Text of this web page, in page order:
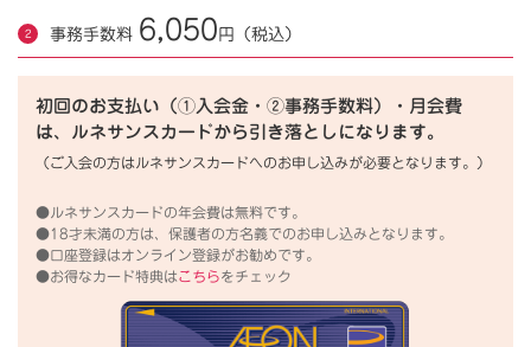
事務手数料 6,050円（税込）
初回のお支払い（①入会金・②事務手数料）・月会費
は、ルネサンスカードから引き落としになります。
（ご入会の方はルネサンスカードへのお申し込みが必要となります。）
●ルネサンスカードの年会費は無料です。
●18才未満の方は、保護者の方名義でのお申し込みとなります。
●口座登録はオンライン登録がお勧めです。
●お得なカード特典はこちらをチェック